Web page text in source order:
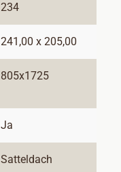
234
241,00 x 205,00
805x1725
Ja
Satteldach